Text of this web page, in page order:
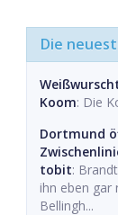
Die
Koom: Die
Dortmund
tobit:
ihn eben gar
Bellingh...